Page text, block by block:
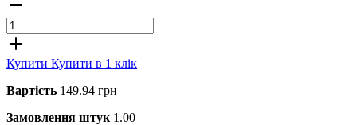
Купити Купити в 1 клік
Вартість 149.94 грн
Замовлення штук 1.00